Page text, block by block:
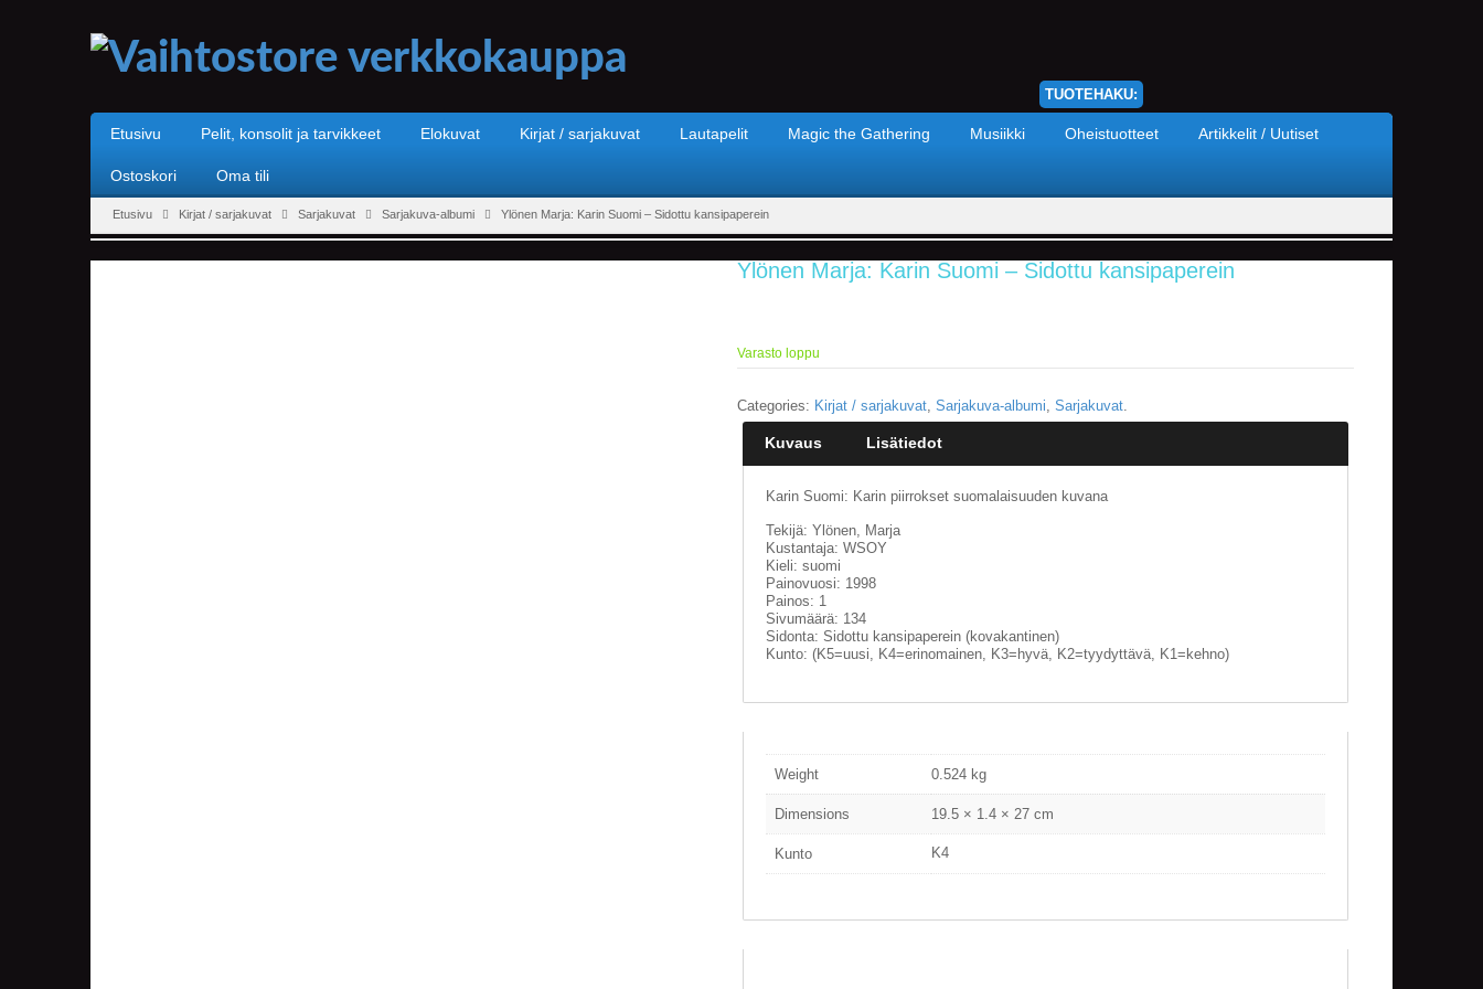
TUOTEHAKU:
Etusivu Pelit, konsolit ja tarvikkeet Elokuvat Kirjat / sarjakuvat Lautapelit Magic the Gathering Musiikki Oheistuotteet Artikkelit / Uutiset
Ostoskori Oma tili
Etusivu Kirjat / sarjakuvat Sarjakuvat Sarjakuva-albumi Ylönen Marja: Karin Suomi – Sidottu kansipaperein
Ylönen Marja: Karin Suomi – Sidottu kansipaperein
Varasto loppu
Categories: Kirjat / sarjakuvat, Sarjakuva-albumi, Sarjakuvat.
Kuvaus Lisätiedot
Karin Suomi: Karin piirrokset suomalaisuuden kuvana
Tekijä: Ylönen, Marja
Kustantaja: WSOY
Kieli: suomi
Painovuosi: 1998
Painos: 1
Sivumäärä: 134
Sidonta: Sidottu kansipaperein (kovakantinen)
Kunto: (K5=uusi, K4=erinomainen, K3=hyvä, K2=tyydyttävä, K1=kehno)
Weight 0.524 kg
Dimensions 19.5 × 1.4 × 27 cm
Kunto K4